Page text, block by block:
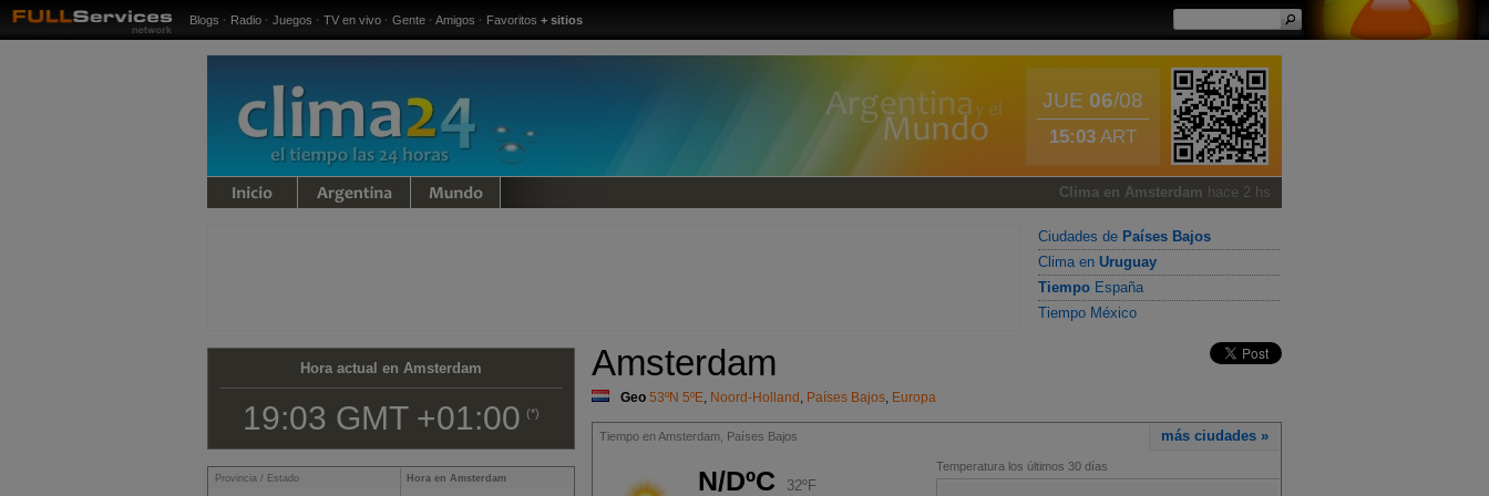
Blogs · Radio · Juegos · TV en vivo · Gente · Amigos · Favoritos + sitios
JUE 06/08
15:03 ART
Clima en Amsterdam hace 2 hs
Ciudades de Países Bajos
Clima en Uruguay
Tiempo España
Tiempo México
Hora actual en Amsterdam
19:03 GMT +01:00 (*)
Hora en Amsterdam
Provincia / Estado
Amsterdam
Geo 53ºN 5ºE, Noord-Holland , Países Bajos, Europa
más ciudades »
Tiempo en Amsterdam, Países Bajos
Temperatura los últimos 30 días
N/DºC 32ºF